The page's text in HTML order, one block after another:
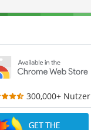
300,000+ Nutzer